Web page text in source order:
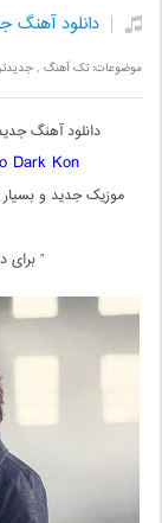
دانلود آهنگ
موضوعات:تک آهنگ ,
دانلود آهنگ
Dark Kon
موزیک جدید و بسیار
” برای